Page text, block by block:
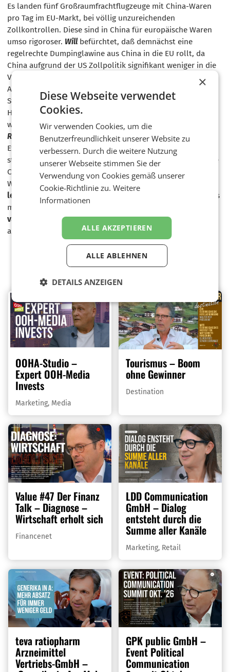
Es landen fünf Großraumfrachtflugzeuge mit China-Waren
pro Tag im EU-Markt, bei völlig unzureichenden
Zollkontrollen. Diese sind in China für europäische Waren
umso rigoroser. Willbefürchtet, daß demnächst eine
regelrechte Dumpinglawine aus China in die EU rollt, da
China aufgrund der US Zollpolitik signifikant weniger in die
Vereinigten Staaten verkaufen kann.
Allerdings können österreichische Händler an mehreren
Stellschrauben drehen: Bereits 52% der österreichischen
Händler setzenKünstliche Intelligenz
wird mit vielfachenProduktivitätsvorteilen
Rainer Willgeht davon aus, daß dadurch im Handel die
Effizienz um 20-30% erhöht werden kann. Im Besonderen
stellt e- Commerce laut Handelsverbandanalysen eine gute
Chance für österreichische Händler dar.
Wenn nun die neue Regierung auch eine
leistungsfreundliche Arbeitsgesetzgebung
schafft, wird es
möglicherweise einfacher, die heute noch über
vakanten Stellenim Handel zu besetzen. Benötigt werden
auch gezielte Maßnahmen zurRettung der Ortskerne.
Weitere Videos
OOHA-Studio –
Expert OOH-Media
Invests
Marketing, Media
Tourismus – Boom
ohne Gewinner
Destination
Value #47 Der Finanz
Talk – Diagnose –
Wirtschaft erholt sich
Financenet
LDD Communication
GmbH – Dialog
entsteht durch die
Summe aller Kanäle
Marketing, Retail
teva ratiopharm
Arzneimittel
Vertriebs-GmbH –
GPK public GmbH –
Event Political
Communication
×
Diese Webseite verwendet
Cookies.
Wir verwenden Cookies, um die
Benutzerfreundlichkeit unserer Website zu
verbessern. Durch die weitere Nutzung
unserer Webseite stimmen Sie der
Verwendung von Cookies gemäß unserer
Cookie-Richtlinie zu.Weitere
Informationen
ALLE AKZEPTIEREN
ALLE ABLEHNEN
DETAILS ANZEIGEN